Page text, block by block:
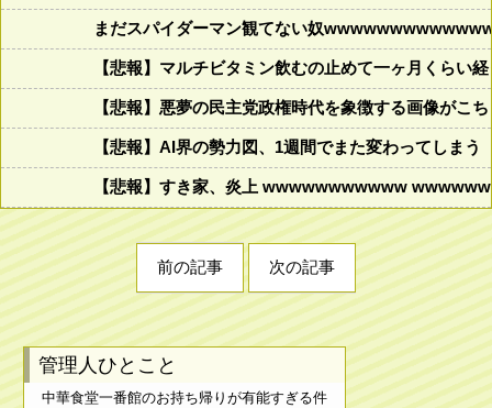
まだスパイダーマン観てない奴
【悲報】マルチビタミン飲むの止めて一ヶ月くらい
【悲報】悪夢の民主党政権時代を象徴する画像がこ
【悲報】AI界の勢力図、1週間でまた変わってしまう
【悲報】すき家、炎上 wwwwwwwwwww
前の記事 次の記事
管理人ひとこと
中華食堂一番館のお持ち帰りが有能すぎる件